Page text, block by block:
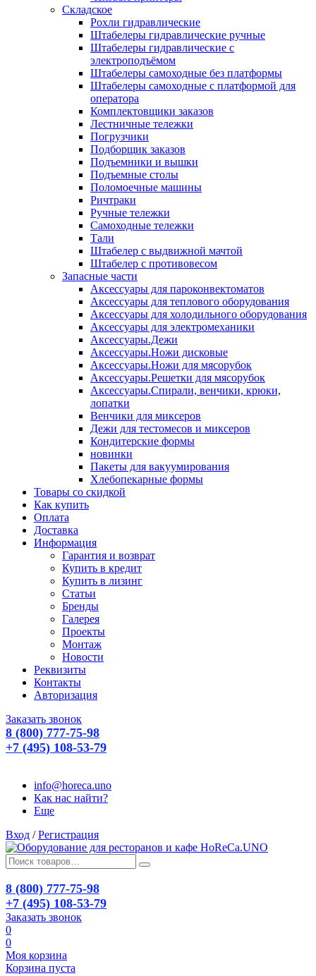
Складское
Рохли гидравлические
Штабелеры гидравлические ручные
Штабелеры гидравлические с
электроподъёмом
Штабелеры самоходные без платформы
Штабелеры самоходные с платформой для
оператора
Комплектовщики заказов
Лестничные тележки
Погрузчики
Подборщик заказов
Подъемники и вышки
Подъемные столы
Поломоечные машины
Ричтраки
Ручные тележки
Самоходные тележки
Тали
Штабелер с выдвижной мачтой
Штабелер с противовесом
Запасные части
Аксессуары для пароконвектоматов
Аксессуары для теплового оборудования
Аксессуары для холодильного оборудования
Аксессуары для электромеханики
Аксессуары.Дежи
Аксессуары.Ножи дисковые
Аксессуары.Ножи для мясорубок
Аксессуары.Решетки для мясорубок
Аксессуары.Спирали, венчики, крюки,
лопатки
Венчики для миксеров
Дежи для тестомесов и миксеров
Кондитерские формы
новинки
Пакеты для вакуумирования
Хлебопекарные формы
Товары со скидкой
Как купить
Оплата
Доставка
Информация
Гарантия и возврат
Купить в кредит
Купить в лизинг
Статьи
Бренды
Галерея
Проекты
Монтаж
Новости
Реквизиты
Контакты
Авторизация
Заказать звонок
8 (800) 777-75-98
+7 (495) 108-53-79
info@horeca.uno
Как нас найти?
Еще
Вход / Регистрация
8 (800) 777-75-98
+7 (495) 108-53-79
Заказать звонок
0
0
Моя корзина
Корзина пуста